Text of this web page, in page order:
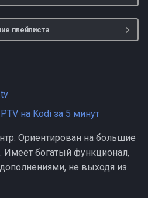
плейлиста
на Kodi за 5 минут
Ориентирован на большие
Имеет богатый функционал,
не выходя из